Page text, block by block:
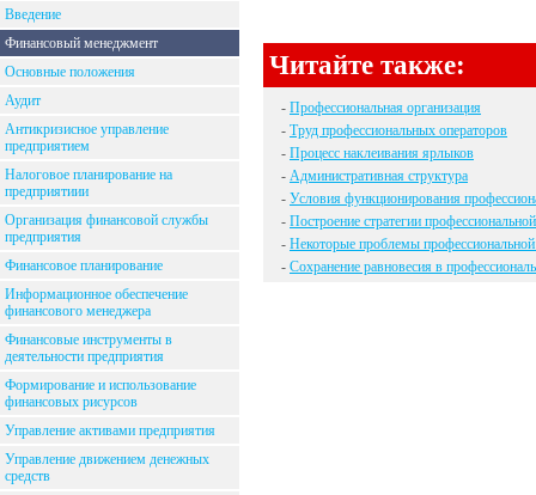
Введение
Финансовый менеджмент
Основные положения
Аудит
Антикризисное управление
предприятием
Налоговое планирование на
предприятиии
Организация финансовой службы
предприятия
Финансовое планирование
Информационное обеспечение
финансового менеджера
Финансовые инструменты в
деятельности предприятия
Формирование и использование
финансовых рисурсов
Управление активами предприятия
Управление движением денежных
средств
Читайте также:
- Профессиональная организация
- Труд профессиональных операторов
- Процесс наклеивания ярлыков
- Административная структура
- Условия функционирования
- Построение стратегии
- Некоторые проблемы профессиональной
- Сохранение равновесия в